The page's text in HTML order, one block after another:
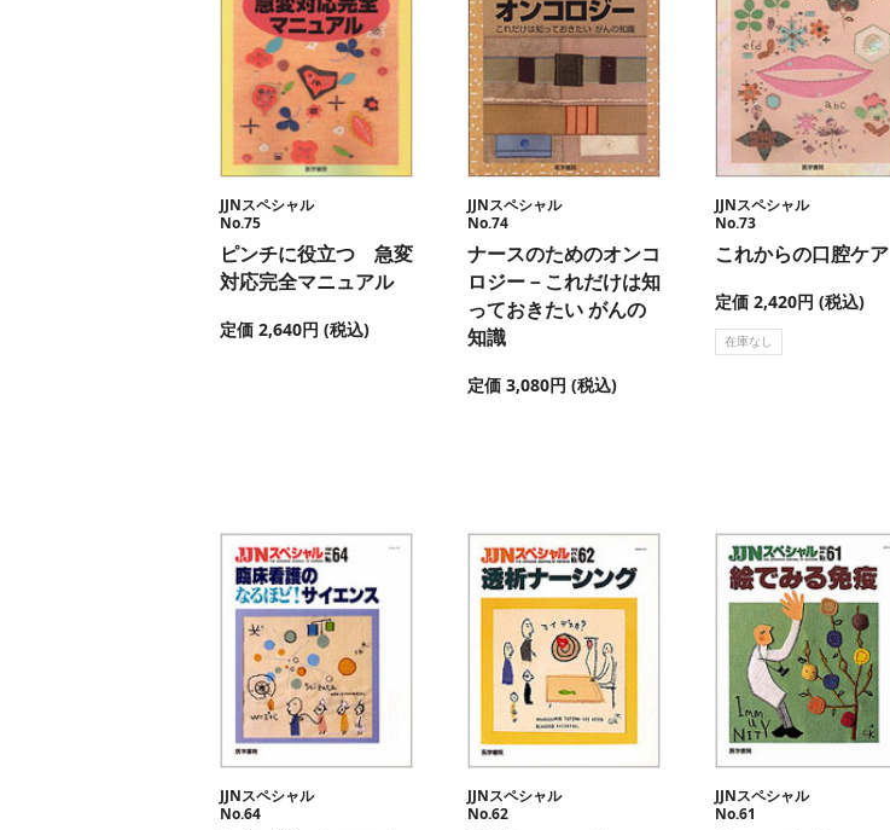
JJNスペシャル
No.75
ピンチに役立つ 急変
対応完全マニュアル
定価 2,640円 (税込)
JJNスペシャル
No.74
ナースのためのオンコ
ロジー－これだけは知
っておきたい がんの
知識
定価 3,080円 (税込)
JJNスペシャル
No.73
これからの口腔ケア
定価 2,420円 (税込)
在庫なし
JJNスペシャル
No.64
JJNスペシャル
No.62
JJNスペシャル
No.61